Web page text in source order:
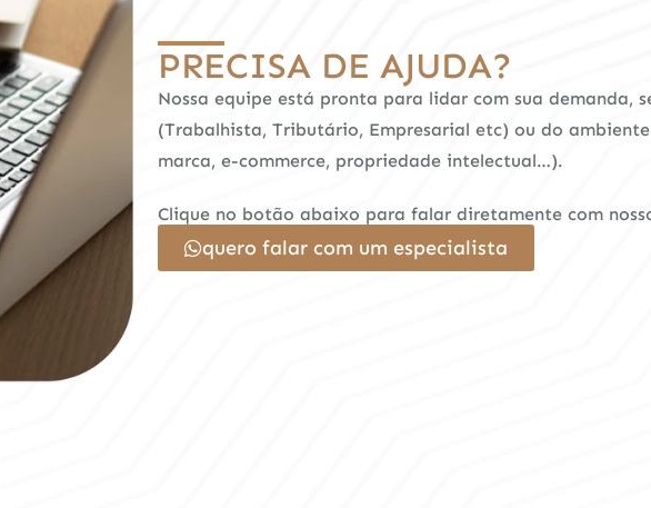
PRECISA DE AJUDA?
Nossa equipe está pronta para lidar com sua demanda,
(Trabalhista, Tributário, Empresarial etc) ou do
marca, e-commerce, propriedade intelectual…).
Clique no botão abaixo para falar diretamente com
quero falar com um especialista